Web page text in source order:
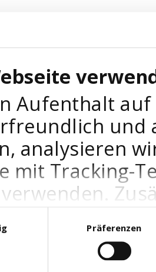
Aufenthalt
und
analysieren
mit Tracking-
von
Präferenzen